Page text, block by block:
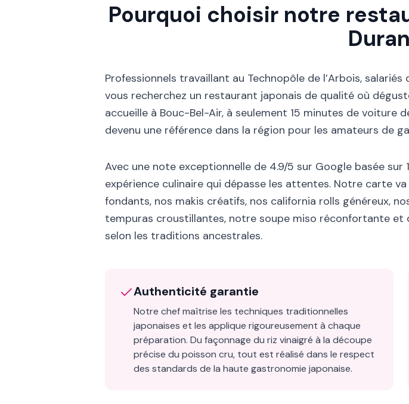
Pourquoi choisir notre
Professionnels travaillant au Technopôle de l’Arbois,
vous recherchez un restaurant japonais de qualité où
accueille à Bouc-Bel-Air, à seulement 15 minutes de voiture
devenu une référence dans la région pour les amateurs de
Avec une note exceptionnelle de 4.9/5 sur Google basée
expérience culinaire qui dépasse les attentes. Notre carte
fondants, nos makis créatifs, nos california rolls généreux,
tempuras croustillantes, notre soupe miso réconfortante et
selon les traditions ancestrales.
Authenticité garantie
Notre chef maîtrise les techniques traditionnelles
japonaises et les applique rigoureusement à chaque
préparation. Du façonnage du riz vinaigré à la découpe
précise du poisson cru, tout est réalisé dans le respect
des standards de la haute gastronomie japonaise.